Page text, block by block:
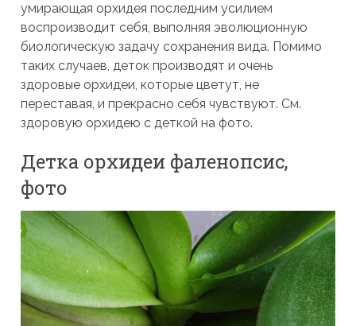
умирающая орхидея последним усилием
воспроизводит себя, выполняя эволюционную
биологическую задачу сохранения вида. Помимо
таких случаев, деток производят и очень
здоровые орхидеи, которые цветут, не
переставая, и прекрасно себя чувствуют. См.
здоровую орхидею с деткой на фото.
Детка орхидеи фаленопсис,
фото